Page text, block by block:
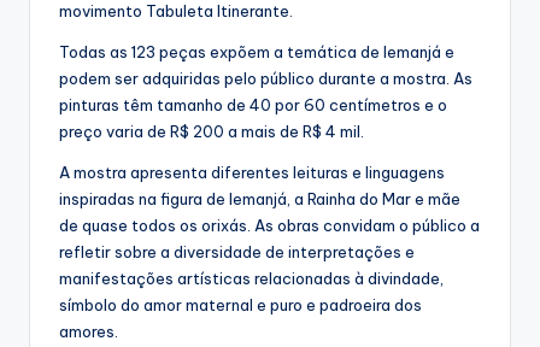
movimento Tabuleta Itinerante.
Todas as 123 peças expõem a temática de Iemanjá e
podem ser adquiridas pelo público durante a mostra. As
pinturas têm tamanho de 40 por 60 centímetros e o
preço varia de R$ 200 a mais de R$ 4 mil.
A mostra apresenta diferentes leituras e linguagens
inspiradas na figura de Iemanjá, a Rainha do Mar e mãe
de quase todos os orixás. As obras convidam o público a
refletir sobre a diversidade de interpretações e
manifestações artísticas relacionadas à divindade,
símbolo do amor maternal e puro e padroeira dos
amores.